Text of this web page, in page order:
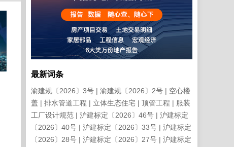
最新词条
渝建规〔2026〕3号 渝建规〔2026〕2号
空心楼
盖
排水管道工程 立体生态住宅 顶管工程
服装
工厂设计规范
沪建标定〔2026〕46号
沪建标定
〔2026〕40号
沪建标定〔2026〕33号
沪建标定
〔2026〕28号
沪建标定〔2026〕27号
沪建标定